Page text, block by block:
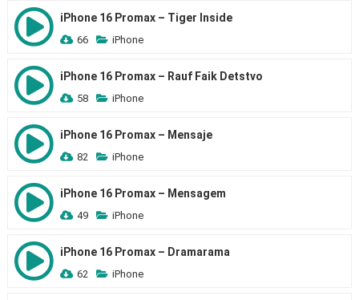
iPhone 16 Promax – Tiger Inside
66 iPhone
iPhone 16 Promax – Rauf Faik Detstvo
58 iPhone
iPhone 16 Promax – Mensaje
82 iPhone
iPhone 16 Promax – Mensagem
49 iPhone
iPhone 16 Promax – Dramarama
62 iPhone